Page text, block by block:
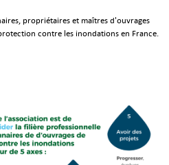
propriétaires et maîtres d'ouvrages
contre les inondations en France.